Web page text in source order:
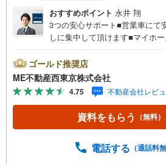
おすすめポイント 永井 翔
3つの安心サポート■営業車にて
しに集中して頂けます■マイホ
どんなに信用のある建築会社で
とは重要ですよね。特殊機材を
ますご来店特典■FP相談キャッ
きます■未公開の物件情報をご紹
くと1万円から最大10万円のご
スタッフ迄 都内有数の1棟ビル
う方はご自宅へ『無料送迎サー
ゴールド推奨店
ME不動産西東京株式会社
4.75 不動産会社レビ
資料をもらう （無料）
電話する （通話料